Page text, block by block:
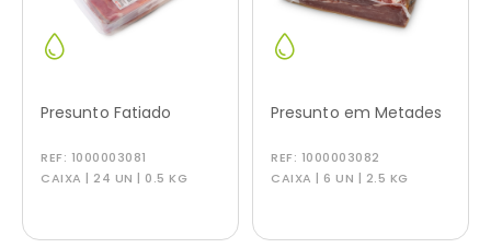
Presunto Fatiado
REF: 1000003081
CAIXA | 24 UN | 0.5 KG
Presunto em Metades
REF: 1000003082
CAIXA | 6 UN | 2.5 KG